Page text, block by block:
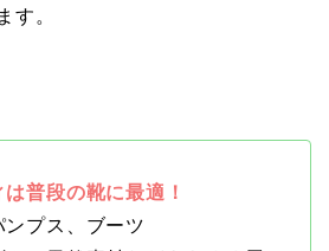
す。
普段の靴に最適！
プス、ブーツ